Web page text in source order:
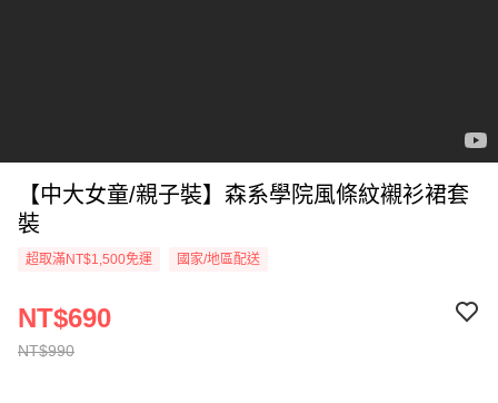
【中大女童/親子裝】森系學院風條紋襯衫裙套
裝
超取滿NT$1,500免運 國家/地區配送
NT$990
NT$690